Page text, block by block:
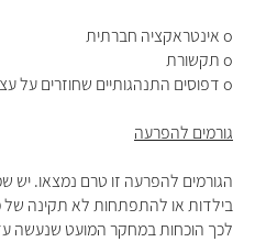
o אינטראקציה חברתית
o תקשורת
o דפוסים התנהגותיים שחוזרים על עצמם
גורמים להפרעה
הגורמים להפרעה זו טרם נמצאו.
בילדות או להתפתחות לא תקינה של
לכך הוכחות במחקר המועט שנעשה